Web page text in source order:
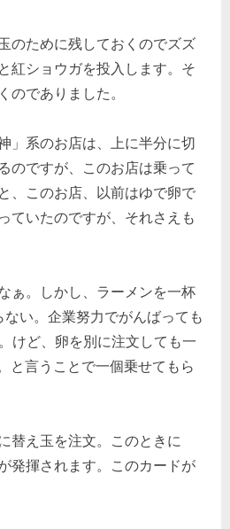
のために残しておくのでズズ
紅ショウガを投入します。そ
のでありました。
」系のお店は、上に半分に切
のですが、このお店は乗って
、このお店、以前はゆで卵で
ていたのですが、それさえも
ぁ。しかし、ラーメンを一杯
い。企業努力でがんばっても
けど、卵を別に注文しても一
と言うことで一個乗せてもら
替え玉を注文。このときに
発揮されます。このカードが